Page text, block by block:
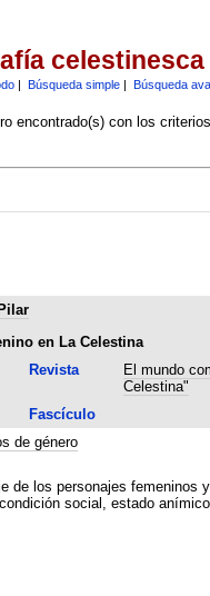
celestinesca
| Búsqueda simple| Búsqueda
encontrado(s) con los
en La Celestina
Revista
El mundo
Celestina"
Fascículo
de género
de los personajes femeninos
social, estado